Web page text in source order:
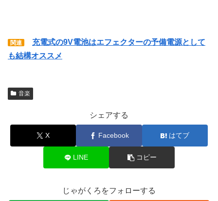
関連
充電式の9V電池はエフェクターの予備電源として
も結構オススメ
音楽
シェアする
X Facebook はてブ
LINE コピー
じゃがくろをフォローする